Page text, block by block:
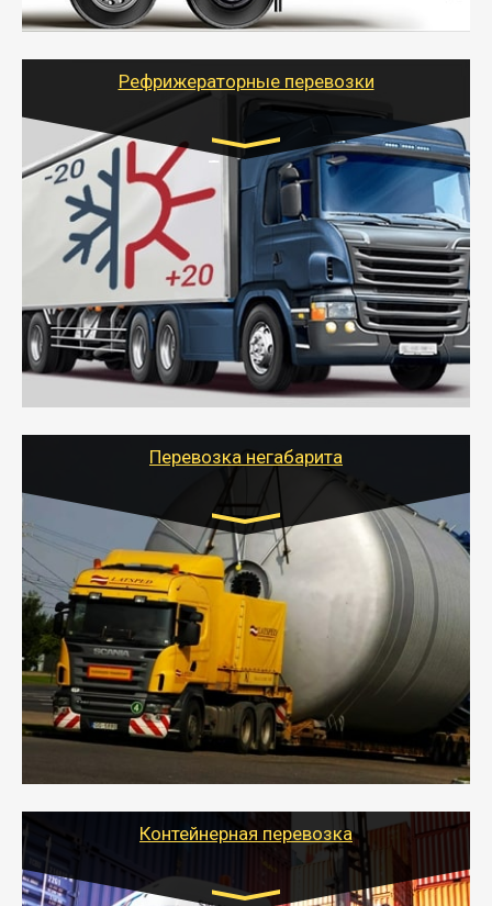
- Тайгер Логистик организует доставку
крупногабаритных и личных вещей по нужному
для погрузочно-разгрузочных работ при перевозке.
Рефрижераторные перевозки
Транспорт:
Газель (1,5 и 3 тонны), Бычок, Еврофура от 5 до
10 тонн
от 6000 руб.
- Рефрижераторные перевозки грузов с
соблюдением температурного режима, работающим
термописцем, санитарной обработкой кузова и мед.
книжкой у водителя.
- Тайгер Логистик поможет быстро перевезти
скоропортящиеся продукты в любой город России с
Перевозка негабарита
Цена за км. Рассчитывается
индивидуально
- Перевозка техники и негабаритных грузов
осуществляется после получения разрешения на
перевозку (обычно 7-14 дней).
- Тайгер Логистик в короткие сроки поможет вам
качественно и безопасно перевезти негабаритные
грузы по всей России тралом, манипулятором и
другим транспортом и подобрать оптимальный
Контейнерная перевозка